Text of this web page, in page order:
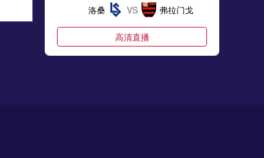
洛桑 VS 弗拉门戈
高清直播